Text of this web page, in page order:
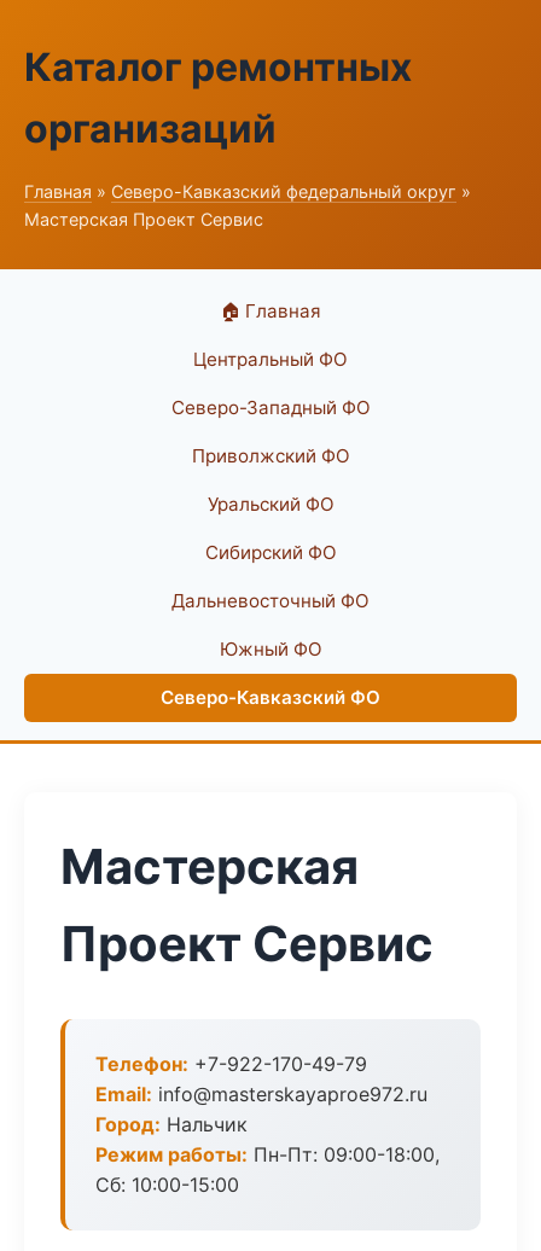
Каталог ремонтных
организаций
Главная » Северо-Кавказский федеральный округ »
Мастерская Проект Сервис
🏠 Главная
Центральный ФО
Северо-Западный ФО
Приволжский ФО
Уральский ФО
Сибирский ФО
Дальневосточный ФО
Южный ФО
Северо-Кавказский ФО
Мастерская
Проект Сервис
Телефон: +7-922-170-49-79
Email: info@masterskayaproe972.ru
Город: Нальчик
Режим работы: Пн-Пт: 09:00-18:00,
Сб: 10:00-15:00